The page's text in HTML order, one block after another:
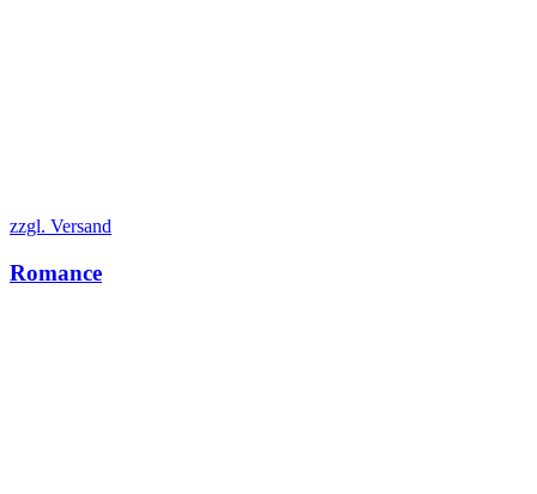
zzgl. Versand
Romance